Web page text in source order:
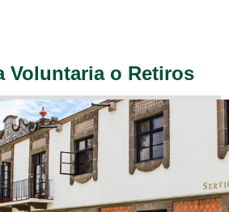
Voluntaria o Retiros